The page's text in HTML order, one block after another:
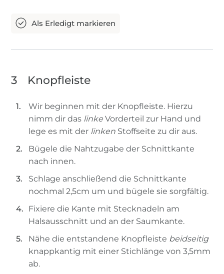
3 Knopfleiste
Wir beginnen mit der Knopfleiste. Hierzu
nimm dir das linke Vorderteil zur Hand und
lege es mit der linken Stoffseite zu dir aus.
Bügele die Nahtzugabe der Schnittkante
nach innen.
Schlage anschließend die Schnittkante
nochmal 2,5cm um und bügele sie sorgfältig.
Fixiere die Kante mit Stecknadeln am
Halsausschnitt und an der Saumkante.
Nähe die entstandene Knopfleiste beidseitig
knappkantig mit einer Stichlänge von 3,5mm
ab.